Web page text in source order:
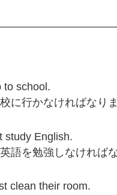
to school.
校に行かなければなり
study English.
英語を勉強しなければ
clean their room.